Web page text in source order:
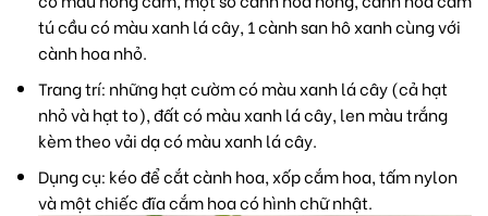
tú cầu có màu xanh lá cây, 1 cành san hô xanh cùng với
cành hoa nhỏ.
Trang trí: những hạt cườm có màu xanh lá cây (cả hạt
nhỏ và hạt to), đất có màu xanh lá cây, len màu trắng
kèm theo vải dạ có màu xanh lá cây.
Dụng cụ: kéo để cắt cành hoa, xốp cắm hoa, tấm nylon
và một chiếc đĩa cắm hoa có hình chữ nhật.